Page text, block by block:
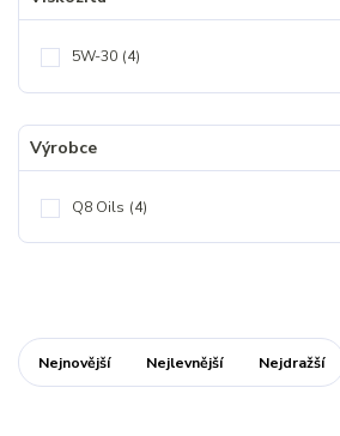
5W-30 (4)
Výrobce
Q8 Oils (4)
Nejnovější Nejlevnější Nejdražší